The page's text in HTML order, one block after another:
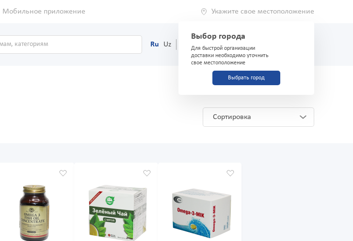
Мобильное приложение Укажите свое местоположение
Выбор города
Для быстрой организации
доставки необходимо уточнить
свое местоположение
Выбрать город
Ru Uz (71) 200-03-03
Сортировка